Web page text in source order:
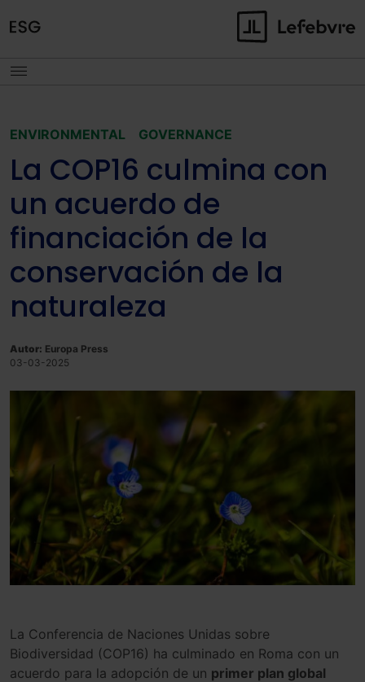
ENVIRONMENTAL GOVERNANCE
La COP16 culmina con
un acuerdo de
financiación de la
conservación de la
naturaleza
Autor: Europa Press
03-03-2025
La Conferencia de Naciones Unidas sobre
Biodiversidad (COP16) ha culminado en Roma con un
acuerdo para la adopción de un primer plan global